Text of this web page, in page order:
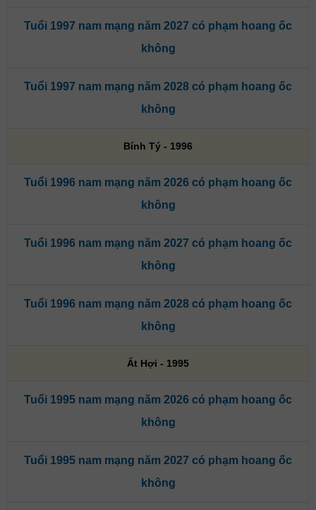
Tuổi 1997 nam mạng năm 2027 có phạm hoang ốc
không
Tuổi 1997 nam mạng năm 2028 có phạm hoang ốc
không
Bính Tý - 1996
Tuổi 1996 nam mạng năm 2026 có phạm hoang ốc
không
Tuổi 1996 nam mạng năm 2027 có phạm hoang ốc
không
Tuổi 1996 nam mạng năm 2028 có phạm hoang ốc
không
Ất Hợi - 1995
Tuổi 1995 nam mạng năm 2026 có phạm hoang ốc
không
Tuổi 1995 nam mạng năm 2027 có phạm hoang ốc
không